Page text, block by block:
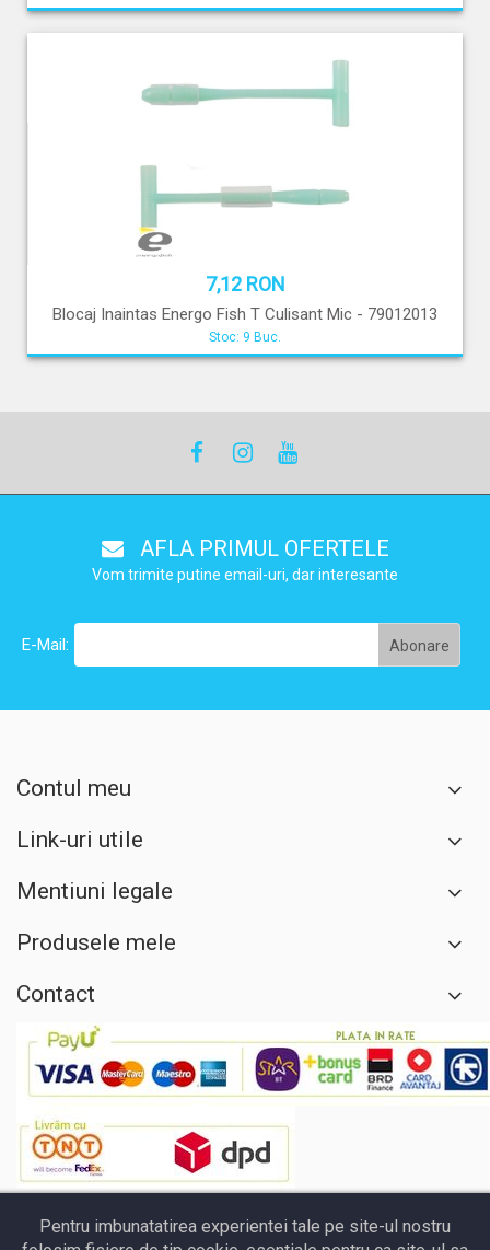
7,12 RON
Blocaj Inaintas Energo Fish T Culisant Mic - 79012013
Stoc: 9 Buc.
AFLA PRIMUL OFERTELE
Vom trimite putine email-uri, dar interesante
E-Mail:
Contul meu
Link-uri utile
Mentiuni legale
Produsele mele
Contact
Pentru imbunatatirea experientei tale pe site-ul nostru